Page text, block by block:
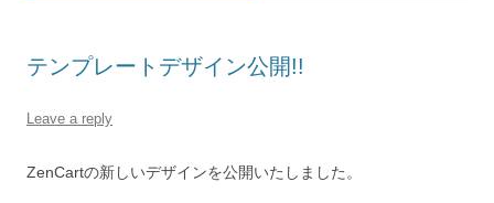
テンプレートデザイン公開!!
Leave a reply
ZenCartの新しいデザインを公開いたしました。